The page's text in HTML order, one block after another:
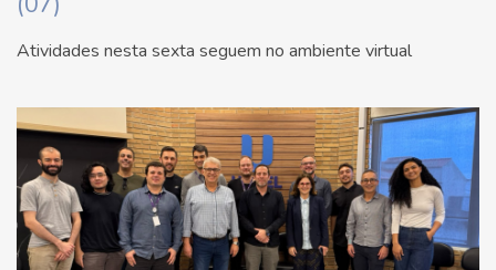
Atividades nesta sexta seguem no ambiente virtual